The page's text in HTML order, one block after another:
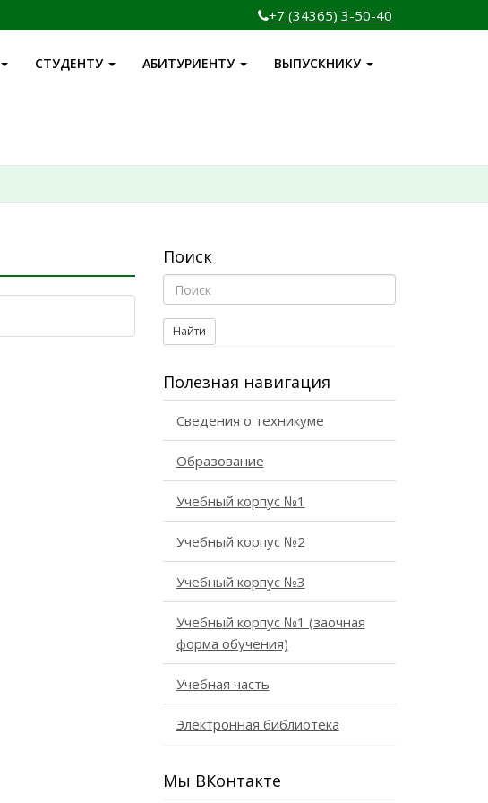
+7 (34365) 3-50-40
СТУДЕНТУ АБИТУРИЕНТУ ВЫПУСКНИКУ
Поиск
Найти
Полезная навигация
Сведения о техникуме
Образование
Учебный корпус №1
Учебный корпус №2
Учебный корпус №3
Учебный корпус №1 (заочная
форма обучения)
Учебная часть
Электронная библиотека
Мы ВКонтакте